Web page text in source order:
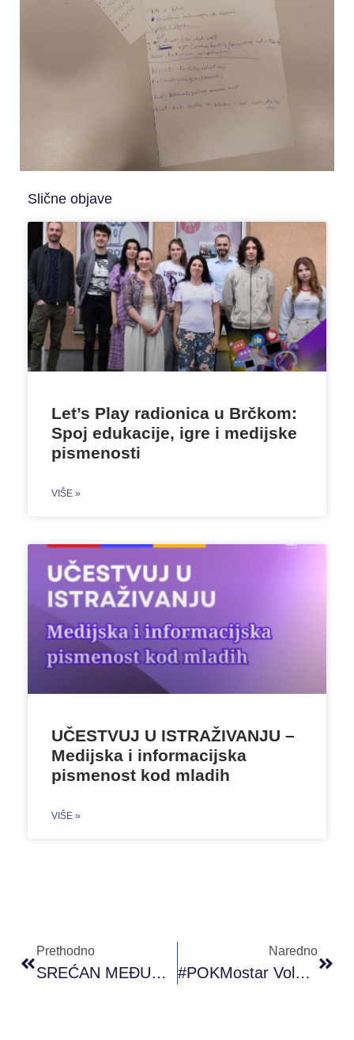
Slične objave
Let’s Play radionica u Brčkom:
Spoj edukacije, igre i medijske
pismenosti
VIŠE »
UČESTVUJ U ISTRAŽIVANJU –
Medijska i informacijska
pismenost kod mladih
VIŠE »
Prethodno
SREĆAN MEĐUNARODNI DAN VOLONTERA! 05.12.2019
Naredno
#POKMostar Volonterka Godine 2019.